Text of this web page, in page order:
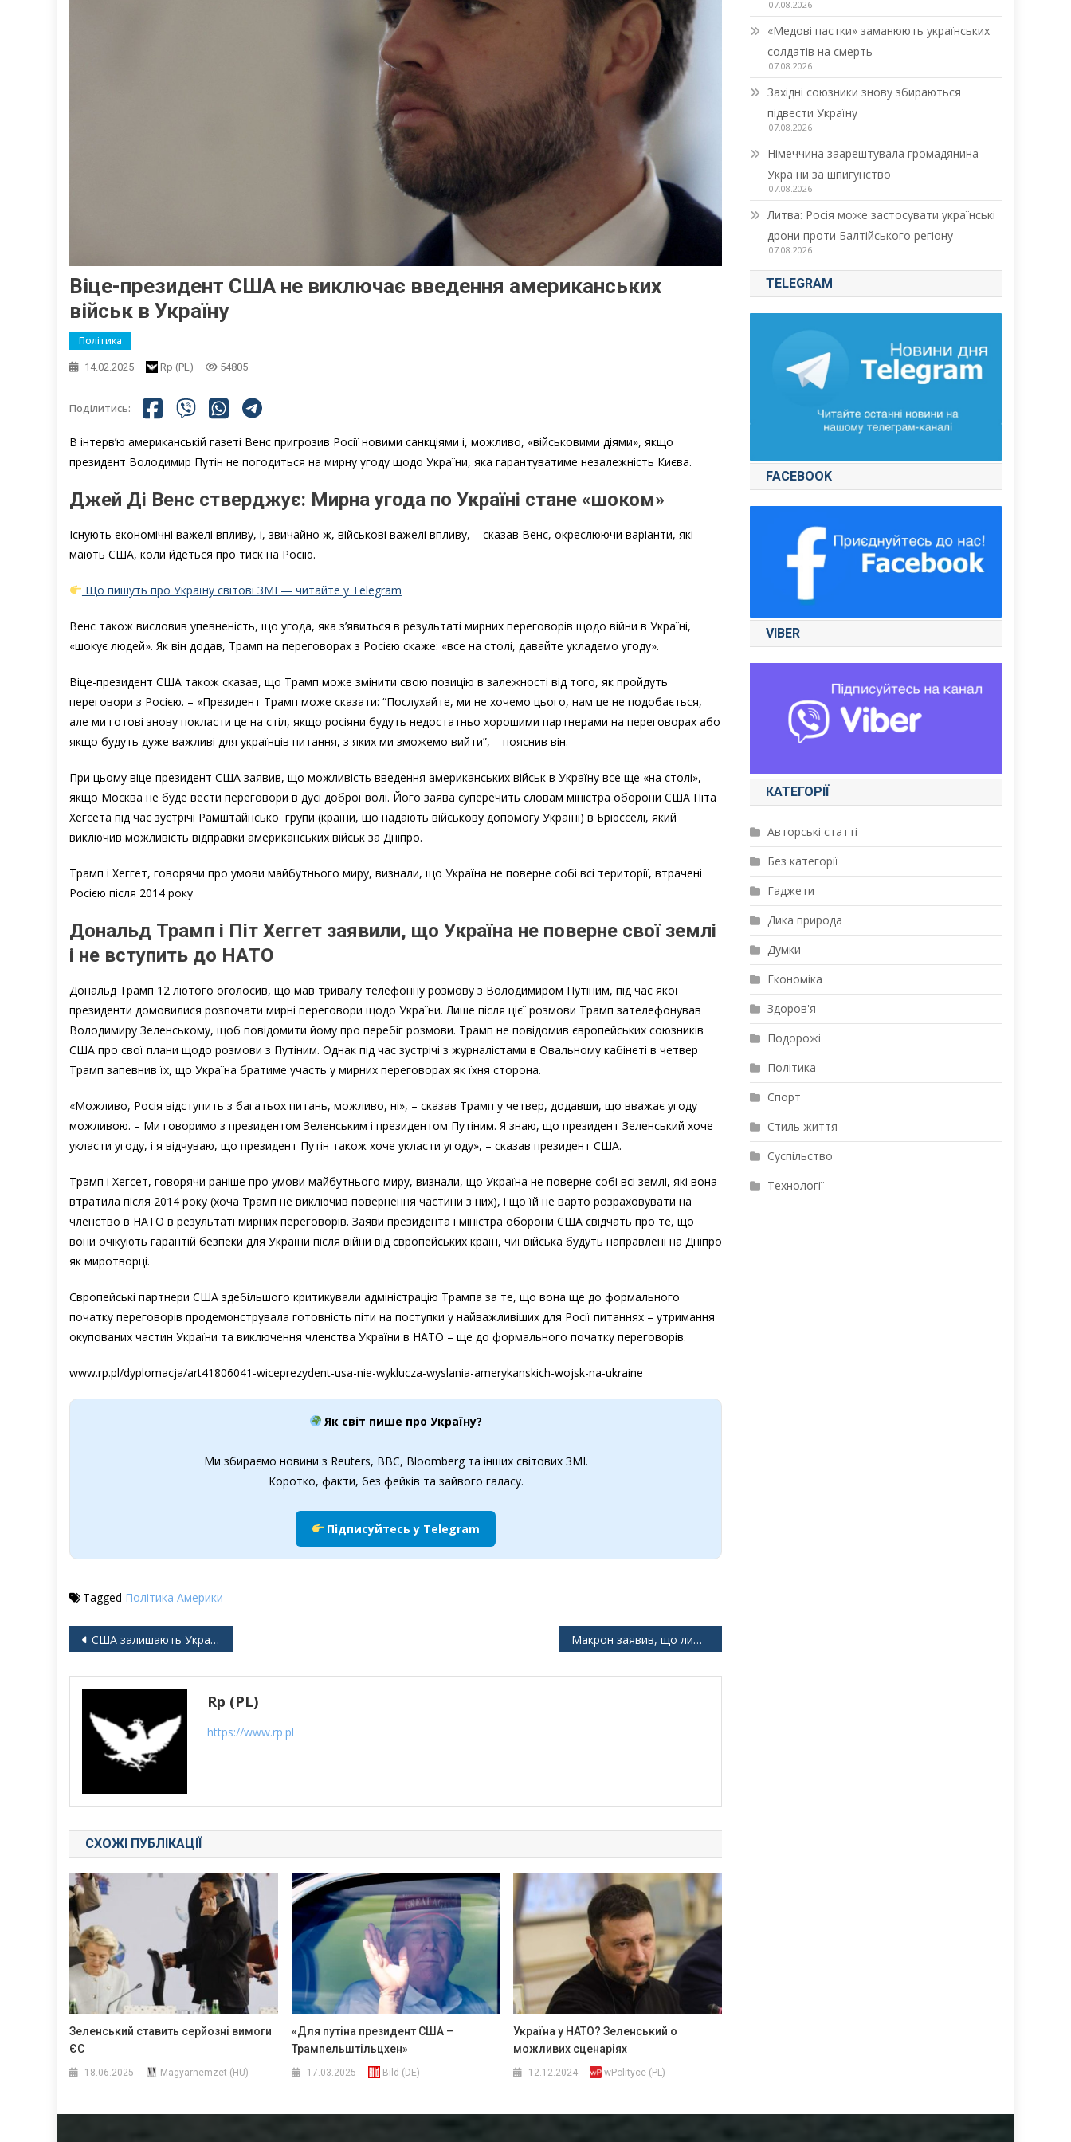
Віце-президент США не виключає введення американських
військ в Україну
Політика
14.02.2025 Rp (PL) 54805
Поділитись:
В інтерв’ю американській газеті Венс пригрозив Росії новими санкціями і, можливо, «військовими діями», якщо
президент Володимир Путін не погодиться на мирну угоду щодо України, яка гарантуватиме незалежність Києва.
Джей Ді Венс стверджує: Мирна угода по Україні стане «шоком»
Існують економічні важелі впливу, і, звичайно ж, військові важелі впливу, – сказав Венс, окреслюючи варіанти, які
мають США, коли йдеться про тиск на Росію.
Що пишуть про Україну світові ЗМІ — читайте у Telegram
Венс також висловив упевненість, що угода, яка з’явиться в результаті мирних переговорів щодо війни в Україні,
«шокує людей». Як він додав, Трамп на переговорах з Росією скаже: «все на столі, давайте укладемо угоду».
Віце-президент США також сказав, що Трамп може змінити свою позицію в залежності від того, як пройдуть
переговори з Росією. – «Президент Трамп може сказати: “Послухайте, ми не хочемо цього, нам це не подобається,
але ми готові знову покласти це на стіл, якщо росіяни будуть недостатньо хорошими партнерами на переговорах або
якщо будуть дуже важливі для українців питання, з яких ми зможемо вийти”, – пояснив він.
При цьому віце-президент США заявив, що можливість введення американських військ в Україну все ще «на столі»,
якщо Москва не буде вести переговори в дусі доброї волі. Його заява суперечить словам міністра оборони США Піта
Хегсета під час зустрічі Рамштайнської групи (країни, що надають військову допомогу Україні) в Брюсселі, який
виключив можливість відправки американських військ за Дніпро.
Трамп і Хеггет, говорячи про умови майбутнього миру, визнали, що Україна не поверне собі всі території, втрачені
Росією після 2014 року
Дональд Трамп і Піт Хеггет заявили, що Україна не поверне свої землі
і не вступить до НАТО
Дональд Трамп 12 лютого оголосив, що мав тривалу телефонну розмову з Володимиром Путіним, під час якої
президенти домовилися розпочати мирні переговори щодо України. Лише після цієї розмови Трамп зателефонував
Володимиру Зеленському, щоб повідомити йому про перебіг розмови. Трамп не повідомив європейських союзників
США про свої плани щодо розмови з Путіним. Однак під час зустрічі з журналістами в Овальному кабінеті в четвер
Трамп запевнив їх, що Україна братиме участь у мирних переговорах як їхня сторона.
«Можливо, Росія відступить з багатьох питань, можливо, ні», – сказав Трамп у четвер, додавши, що вважає угоду
можливою. – Ми говоримо з президентом Зеленським і президентом Путіним. Я знаю, що президент Зеленський хоче
укласти угоду, і я відчуваю, що президент Путін також хоче укласти угоду», – сказав президент США.
Трамп і Хегсет, говорячи раніше про умови майбутнього миру, визнали, що Україна не поверне собі всі землі, які вона
втратила після 2014 року (хоча Трамп не виключив повернення частини з них), і що їй не варто розраховувати на
членство в НАТО в результаті мирних переговорів. Заяви президента і міністра оборони США свідчать про те, що
вони очікують гарантій безпеки для України після війни від європейських країн, чиї війська будуть направлені на Дніпро
як миротворці.
Європейські партнери США здебільшого критикували адміністрацію Трампа за те, що вона ще до формального
початку переговорів продемонструвала готовність піти на поступки у найважливіших для Росії питаннях – утримання
окупованих частин України та виключення членства України в НАТО – ще до формального початку переговорів.
www.rp.pl/dyplomacja/art41806041-wiceprezydent-usa-nie-wyklucza-wyslania-amerykanskich-wojsk-na-ukraine
Як світ пише про Україну?
Ми збираємо новини з Reuters, BBC, Bloomberg та інших світових ЗМІ.
Коротко, факти, без фейків та зайвого галасу.
Підписуйтесь у Telegram
Tagged Політика Америки
Навігація
США залишають Україну з Європою наодинці Макрон заявив, що лише президент України Зеленський може домовитися про мир для своєї країни
Rp (PL)
https://www.rp.pl
СХОЖІ ПУБЛІКАЦІЇ
Зеленський ставить серйозні вимоги
ЄС
18.06.2025 Magyarnemzet (HU)
«Для путіна президент США –
Трампельштільцхен»
17.03.2025 Bild (DE)
Україна у НАТО? Зеленський о
можливих сценаріях
12.12.2024 wPolityce (PL)
07.08.2026
«Медові пастки» заманюють українських
солдатів на смерть
07.08.2026
Західні союзники знову збираються
підвести Україну
07.08.2026
Німеччина заарештувала громадянина
України за шпигунство
07.08.2026
Литва: Росія може застосувати українські
дрони проти Балтійського регіону
07.08.2026
TELEGRAM
FACEBOOK
VIBER
КАТЕГОРІЇ
Авторські статті
Без категорії
Гаджети
Дика природа
Думки
Економіка
Здоров'я
Подорожі
Політика
Спорт
Стиль життя
Суспільство
Технології